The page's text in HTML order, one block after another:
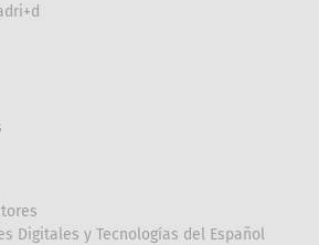
Digitales y Tecnologías del Español